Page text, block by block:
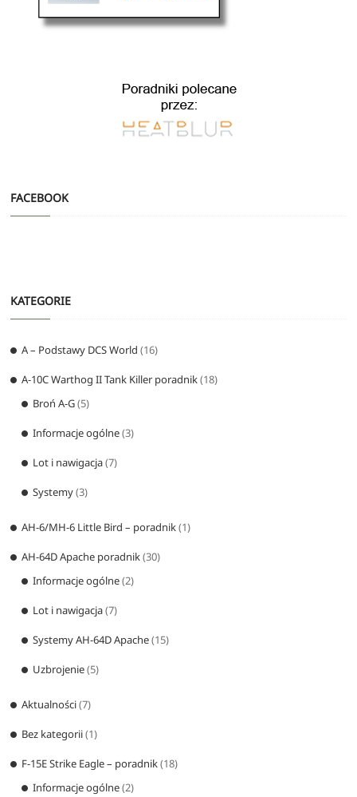
FACEBOOK
KATEGORIE
A – Podstawy DCS World (16)
A-10C Warthog II Tank Killer poradnik(18)
Broń A-G(5)
Informacje ogólne(3)
Lot i nawigacja(7)
Systemy(3)
AH-6/MH-6 Little Bird – poradnik(1)
AH-64D Apache poradnik(30)
Informacje ogólne(2)
Lot i nawigacja(7)
Systemy AH-64D Apache(15)
Uzbrojenie(5)
Aktualności(7)
Bez kategorii(1)
F-15E Strike Eagle – poradnik(18)
Informacje ogólne(2)